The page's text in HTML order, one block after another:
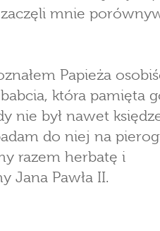
mnie
Papieża
która pamięta
nie był nawet
do niej na
razem herbatę i
Jana Pawła II.